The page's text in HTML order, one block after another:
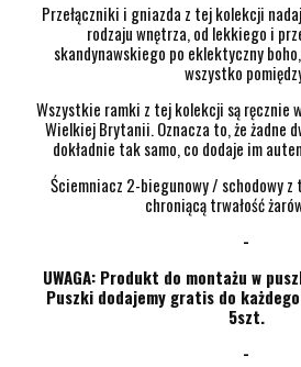
Przełączniki i gniazda z tej kolekcji
rodzaju wnętrza, od lekkiego i
skandynawskiego po eklektyczny
wszystko
Wszystkie ramki z tej kolekcji są ręcznie
Wielkiej Brytanii. Oznacza to, że żadne
dokładnie tak samo, co dodaje im
Ściemniacz 2-biegunowy / schodowy
chroniącą trwałość
-
UWAGA: Produkt do montażu w
Puszki dodajemy gratis do
5szt.
-